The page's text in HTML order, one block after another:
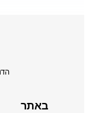
באתר